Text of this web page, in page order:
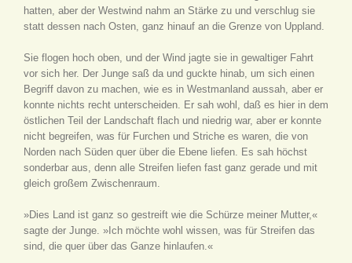
hatten, aber der Westwind nahm an Stärke zu und verschlug sie
statt dessen nach Osten, ganz hinauf an die Grenze von Uppland.
Sie flogen hoch oben, und der Wind jagte sie in gewaltiger Fahrt
vor sich her. Der Junge saß da und guckte hinab, um sich einen
Begriff davon zu machen, wie es in Westmanland aussah, aber er
konnte nichts recht unterscheiden. Er sah wohl, daß es hier in dem
östlichen Teil der Landschaft flach und niedrig war, aber er konnte
nicht begreifen, was für Furchen und Striche es waren, die von
Norden nach Süden quer über die Ebene liefen. Es sah höchst
sonderbar aus, denn alle Streifen liefen fast ganz gerade und mit
gleich großem Zwischenraum.
»Dies Land ist ganz so gestreift wie die Schürze meiner Mutter,«
sagte der Junge. »Ich möchte wohl wissen, was für Streifen das
sind, die quer über das Ganze hinlaufen.«